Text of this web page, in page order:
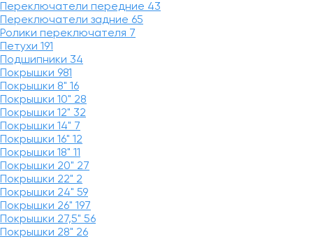
Переключатели передние 43
Переключатели задние 65
Ролики переключателя 7
Петухи 191
Подшипники 34
Покрышки 981
Покрышки 8" 16
Покрышки 10" 28
Покрышки 12" 32
Покрышки 14" 7
Покрышки 16" 12
Покрышки 18" 11
Покрышки 20" 27
Покрышки 22" 2
Покрышки 24" 59
Покрышки 26" 197
Покрышки 27,5" 56
Покрышки 28" 26